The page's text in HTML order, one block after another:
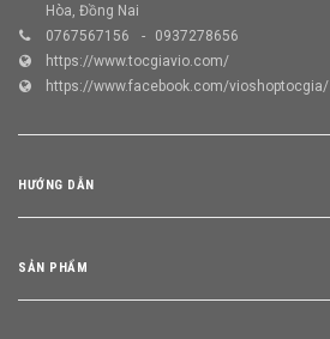
Hòa, Đồng Nai
0767567156
0937278656
https://www.tocgiavio.com/
https://www.facebook.com/vioshoptocgia/
HƯỚNG DẪN
SẢN PHẨM